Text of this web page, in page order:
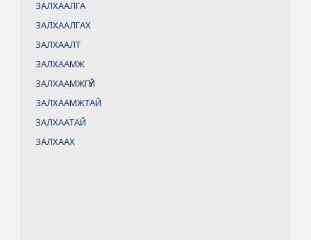
ЗАЛХААЛГА
ЗАЛХААЛГАХ
ЗАЛХААЛТ
ЗАЛХААМЖ
ЗАЛХААМЖГҮЙ
ЗАЛХААМЖТАЙ
ЗАЛХААТАЙ
ЗАЛХААХ